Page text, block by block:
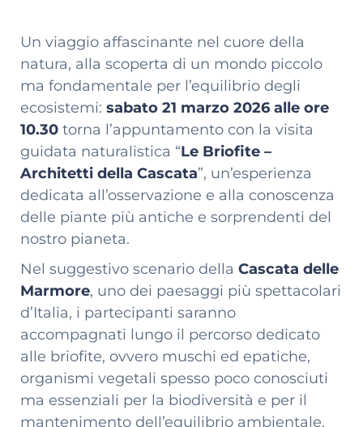
Un viaggio affascinante nel cuore della
natura, alla scoperta di un mondo piccolo
ma fondamentale per l’equilibrio degli
ecosistemi: sabato 21 marzo 2026 alle ore
10.30 torna l’appuntamento con la visita
guidata naturalistica “Le Briofite –
Architetti della Cascata”, un’esperienza
dedicata all’osservazione e alla conoscenza
delle piante più antiche e sorprendenti del
nostro pianeta.
Nel suggestivo scenario della Cascata delle
Marmore, uno dei paesaggi più spettacolari
d’Italia, i partecipanti saranno
accompagnati lungo il percorso dedicato
alle briofite, ovvero muschi ed epatiche,
organismi vegetali spesso poco conosciuti
ma essenziali per la biodiversità e per il
mantenimento dell’equilibrio ambientale.